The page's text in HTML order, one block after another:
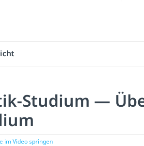
Studium —
im Video springen